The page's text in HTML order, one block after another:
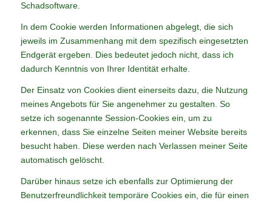
Schadsoftware.
In dem Cookie werden Informationen abgelegt, die sich
jeweils im Zusammenhang mit dem spezifisch eingesetzten
Endgerät ergeben. Dies bedeutet jedoch nicht, dass ich
dadurch Kenntnis von Ihrer Identität erhalte.
Der Einsatz von Cookies dient einerseits dazu, die Nutzung
meines Angebots für Sie angenehmer zu gestalten. So
setze ich sogenannte Session-Cookies ein, um zu
erkennen, dass Sie einzelne Seiten meiner Website bereits
besucht haben. Diese werden nach Verlassen meiner Seite
automatisch gelöscht.
Darüber hinaus setze ich ebenfalls zur Optimierung der
Benutzerfreundlichkeit temporäre Cookies ein, die für einen